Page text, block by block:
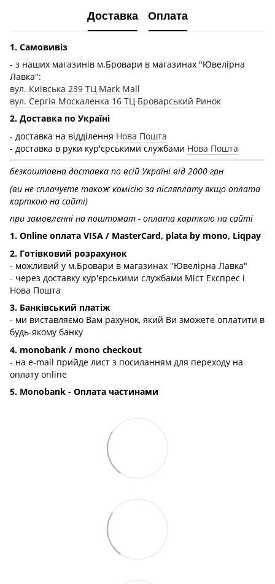
Доставка Оплата
1. Самовивіз
- з наших магазинів м.Бровари в магазинах "Ювелірна
Лавка":
вул. Київська 239 ТЦ Mark Mall
вул. Сергія Москаленка 16 ТЦ Броварський Ринок
2. Доставка по Україні
- доставка на відділення Нова Пошта
- доставка в руки кур'єрськими службами Нова Пошта
безкоштовна доставка по всій Україні від 2000 грн
(ви не сплачуєте також комісію за післяплату якщо оплата
карткою на сайті)
при замовленні на поштомат - оплата карткою на сайті
1. Online оплата VISA / MasterCard, plata by mono, Liqpay
2. Готівковий розрахунок
- можливий у м.Бровари в магазинах "Ювелірна Лавка"
- через доставку кур'єрськими службами Міст Експрес і
Нова Пошта
3. Банківський платіж
- ми виставляємо Вам рахунок, який Ви зможете оплатити в
будь-якому банку
4. monobank / mono checkout
- на e-mail прийде лист з посиланням для переходу на
оплату online
5. Monobank - Оплата частинами